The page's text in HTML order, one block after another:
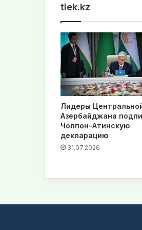
tiek.kz
Лидеры
Азербайджана
Чолпон-Атинскую
декларацию
31.07.2026